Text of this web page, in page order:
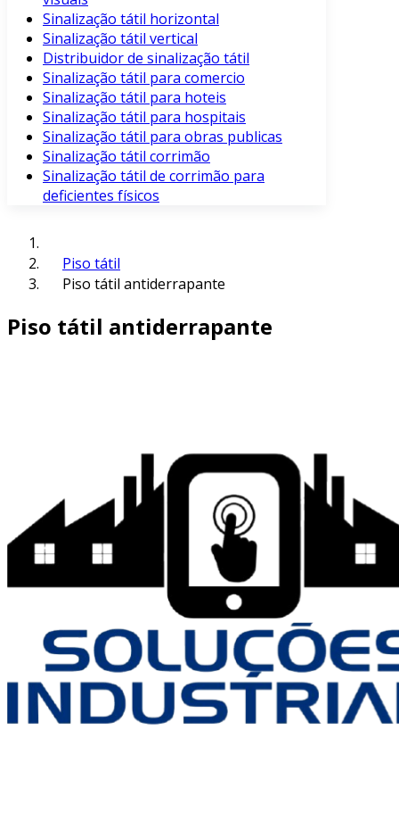
Sinalização tátil horizontal
Sinalização tátil vertical
Distribuidor de sinalização tátil
Sinalização tátil para comercio
Sinalização tátil para hoteis
Sinalização tátil para hospitais
Sinalização tátil para obras publicas
Sinalização tátil corrimão
Sinalização tátil de corrimão para
deficientes físicos
Piso tátil
Piso tátil antiderrapante
Piso tátil antiderrapante